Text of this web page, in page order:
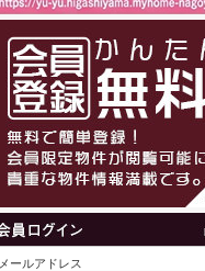
メールアドレス